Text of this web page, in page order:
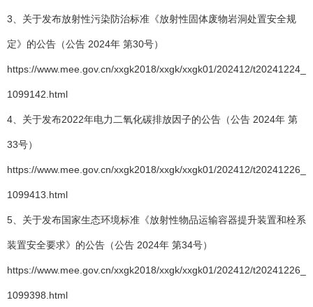
3、关于发布放射性污染防治标准《放射性固体废物岩洞处置安全规
定》的公告（公告 2024年 第30号）
https://www.mee.gov.cn/xxgk2018/xxgk/xxgk01/202412/t20241224_
1099142.html
4、关于发布2022年电力二氧化碳排放因子的公告（公告 2024年 第
33号）
https://www.mee.gov.cn/xxgk2018/xxgk/xxgk01/202412/t20241226_
1099413.html
5、关于发布国家生态环境标准《放射性物品运输容器提升装置和栓系
装置安全要求》的公告（公告 2024年 第34号）
https://www.mee.gov.cn/xxgk2018/xxgk/xxgk01/202412/t20241226_
1099398.html